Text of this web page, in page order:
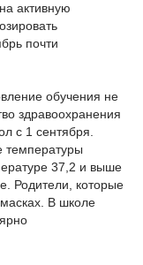
активную
почти
обучения не
здравоохранения
с 1 сентября.
температуры
37,2 и выше
Родители, которые
В школе